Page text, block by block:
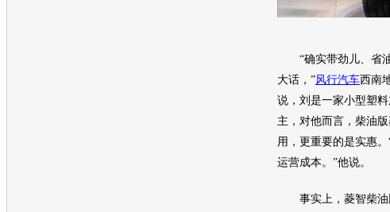
“确实带劲儿、省
大话，”风行汽车西南
说，刘是一家小型塑
主，对他而言，柴油版
用，更重要的是实惠
运营成本。”他说。
事实上， 菱智柴